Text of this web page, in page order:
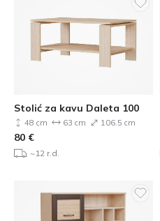
Stolić za kavu Daleta 100
48 cm 63 cm 106.5 cm
80 €
~12 r.d.